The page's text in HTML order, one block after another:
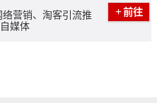
营销、淘客引流推
媒体
前往